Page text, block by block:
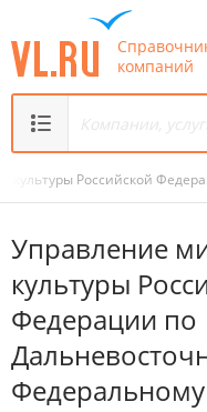
компаний
культуры Российской
Управление
культуры
Федерации по
Федеральному